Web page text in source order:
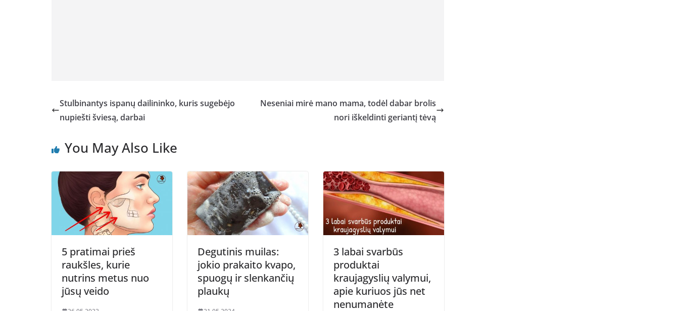
Stulbinantys ispanų dailininko, kuris sugebėjo
nupiešti šviesą, darbai
Neseniai mirė mano mama, todėl dabar brolis
nori iškeldinti geriantį tėvą
You May Also Like
5 pratimai prieš
raukšles, kurie
nutrins metus nuo
jūsų veido
Degutinis muilas:
jokio prakaito kvapo,
spuogų ir slenkančių
plaukų
3 labai svarbūs
produktai
kraujagyslių valymui,
apie kuriuos jūs net
nenumanėte